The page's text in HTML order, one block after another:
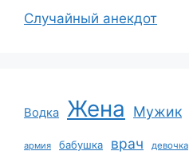
Случайный анекдот
Водка Жена Мужик
армия бабушка врач девочка